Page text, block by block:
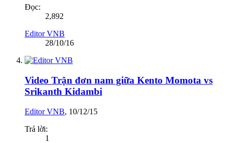
Đọc:
2,892
Editor VNB
28/10/16
Video Trận đơn nam giữa Kento Momota vs
Srikanth Kidambi
Editor VNB, 10/12/15
Trả lời:
1